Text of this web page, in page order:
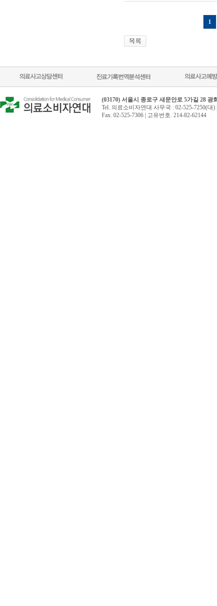
1
(03170) 서울시 종로구 새문안로 5가길 28 광
Tel. 의료소비자연대 사무국 : 02-525-7250(대
Fax. 02-525-7306 | 고유번호. 214-82-62144